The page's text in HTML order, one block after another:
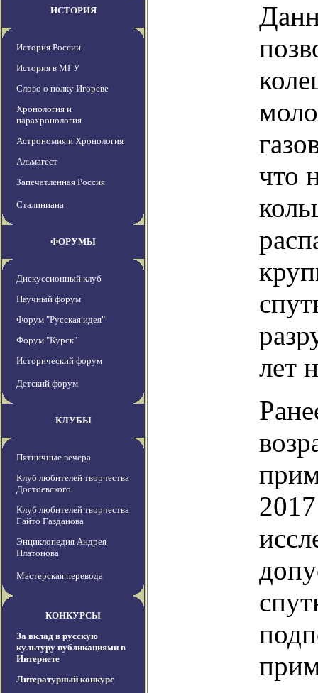
ИСТОРИЯ
История России
История в МГУ
Слово о полку Игореве
Хронология и
парахронология
Астрономия и Хронология
Альмагест
Запечатленная Россия
Сталиниана
ФОРУМЫ
Дискуссионный клуб
Научный форум
Форум "Русская идея"
Форум "Курск"
Исторический форум
Детский форум
КЛУБЫ
Пятничные вечера
Клуб любителей творчества
Достоевского
Клуб любителей творчества
Гайто Газданова
Энциклопедия Андрея
Платонова
Мастерская перевода
КОНКУРСЫ
За вклад в русскую
культуру публикациями в
Интернете
Литературный конкурс
что
лет